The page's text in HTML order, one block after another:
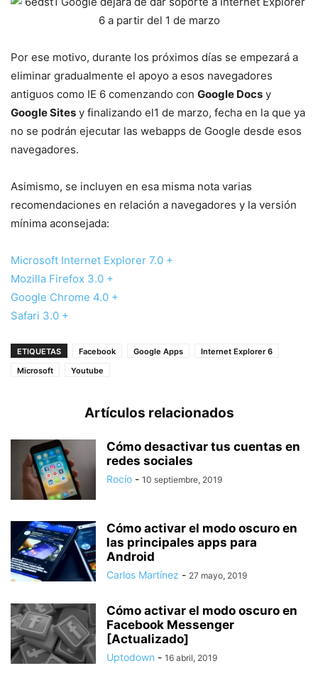
Por ese motivo, durante los próximos días se empezará a
eliminar gradualmente el apoyo a esos navegadores
antiguos como IE 6 comenzando con Google Docs y
Google Sites y finalizando el1 de marzo, fecha en la que ya
no se podrán ejecutar las webapps de Google desde esos
navegadores.
Asimismo, se incluyen en esa misma nota varias
recomendaciones en relación a navegadores y la versión
mínima aconsejada:
Microsoft Internet Explorer 7.0 +
Mozilla Firefox 3.0 +
Google Chrome 4.0 +
Safari 3.0 +
ETIQUETAS Facebook Google Apps
Internet Explorer 6
Microsoft
Youtube
Artículos relacionados
Cómo desactivar tus cuentas en
redes sociales
Rocío - 10 septiembre, 2019
Cómo activar el modo oscuro en
las principales apps para
Android
Carlos Martínez - 27 mayo, 2019
Cómo activar el modo oscuro en
Facebook Messenger
[Actualizado]
Uptodown - 16 abril, 2019